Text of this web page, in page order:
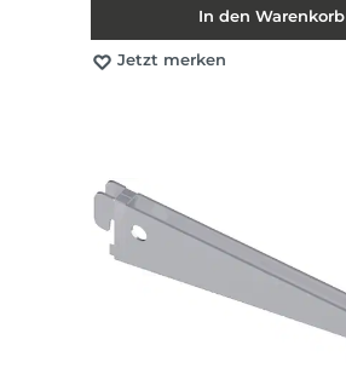
In den Warenkorb
Jetzt merken